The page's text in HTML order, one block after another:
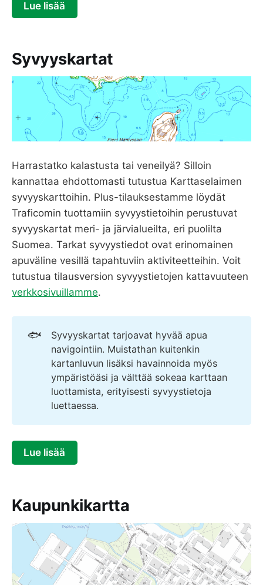
Lue lisää
Syvyyskartat
Harrastatko kalastusta tai veneilyä? Silloin
kannattaa ehdottomasti tutustua Karttaselaimen
syvyyskarttoihin. Plus-tilauksestamme löydät
Traficomin tuottamiin syvyystietoihin perustuvat
syvyyskartat meri- ja järvialueilta, eri puolilta
Suomea. Tarkat syvyystiedot ovat erinomainen
apuväline vesillä tapahtuviin aktiviteetteihin. Voit
tutustua tilausversion syvyystietojen kattavuuteen
verkkosivuillamme.
🐟
Syvyyskartat tarjoavat hyvää apua
navigointiin. Muistathan kuitenkin
kartanluvun lisäksi havainnoida myös
ympäristöäsi ja välttää sokeaa karttaan
luottamista, erityisesti syvyystietoja
luettaessa.
Lue lisää
Kaupunkikartta